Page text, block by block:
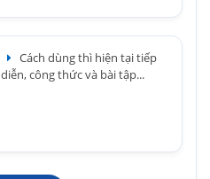
Cách dùng thì hiện tại tiếp
diễn, công thức và bài tập...